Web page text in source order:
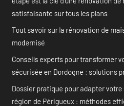
satisfaisante sur tous les plans
Tout savoir sur la rénovation de
modernisé
Conseils experts pour transformer
sécurisée en Dordogne : solutions
Dossier pratique pour adapter votre
région de Périgueux : méthodes